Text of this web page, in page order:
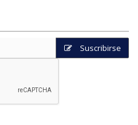
Suscribirse